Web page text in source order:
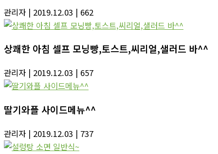
관리자 | 2019.12.03 | 662
상쾌한 아침 셀프 모닝빵,토스트,씨리얼,샐러드 바^^
관리자 | 2019.12.03 | 657
딸기와플 사이드메뉴^^
관리자 | 2019.12.03 | 737